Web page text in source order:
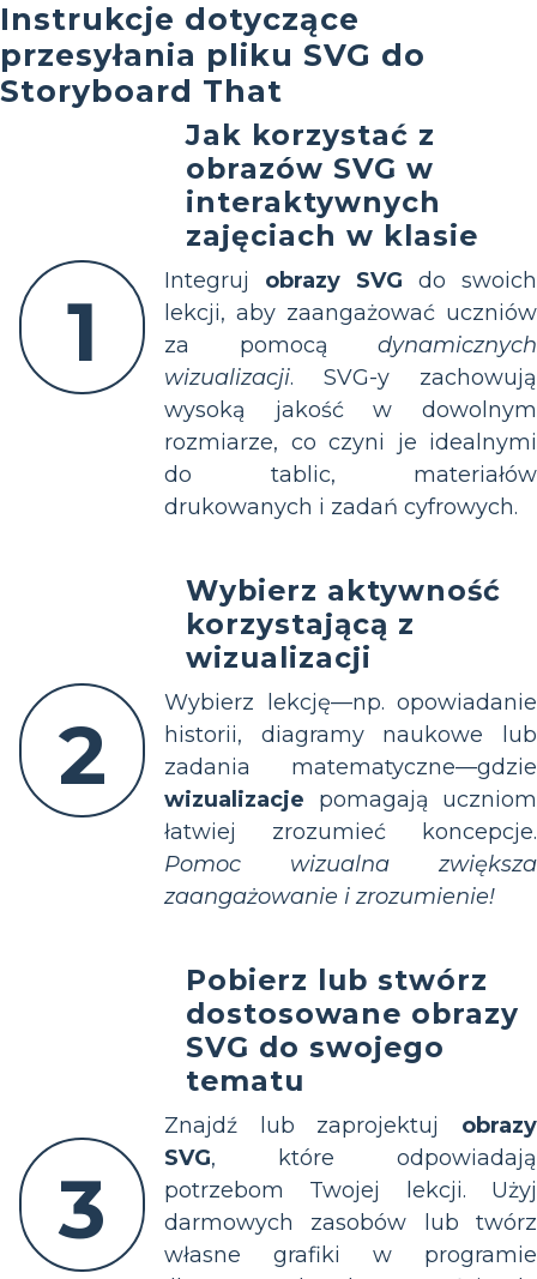
Instrukcje dotyczące
przesyłania pliku SVG do
Storyboard That
1
Jak korzystać z
obrazów SVG w
interaktywnych
zajęciach w klasie
Integruj obrazy SVG do swoich
lekcji, aby zaangażować uczniów
za pomocą dynamicznych
wizualizacji. SVG-y zachowują
wysoką jakość w dowolnym
rozmiarze, co czyni je idealnymi
do tablic, materiałów
drukowanych i zadań cyfrowych.
2
Wybierz aktywność
korzystającą z
wizualizacji
Wybierz lekcję—np. opowiadanie
historii, diagramy naukowe lub
zadania matematyczne—gdzie
wizualizacje pomagają uczniom
łatwiej zrozumieć koncepcje.
Pomoc wizualna zwiększa
zaangażowanie i zrozumienie!
3
Pobierz lub stwórz
dostosowane obrazy
SVG do swojego
tematu
Znajdź lub zaprojektuj obrazy
SVG, które odpowiadają
potrzebom Twojej lekcji. Użyj
darmowych zasobów lub twórz
własne grafiki w programie